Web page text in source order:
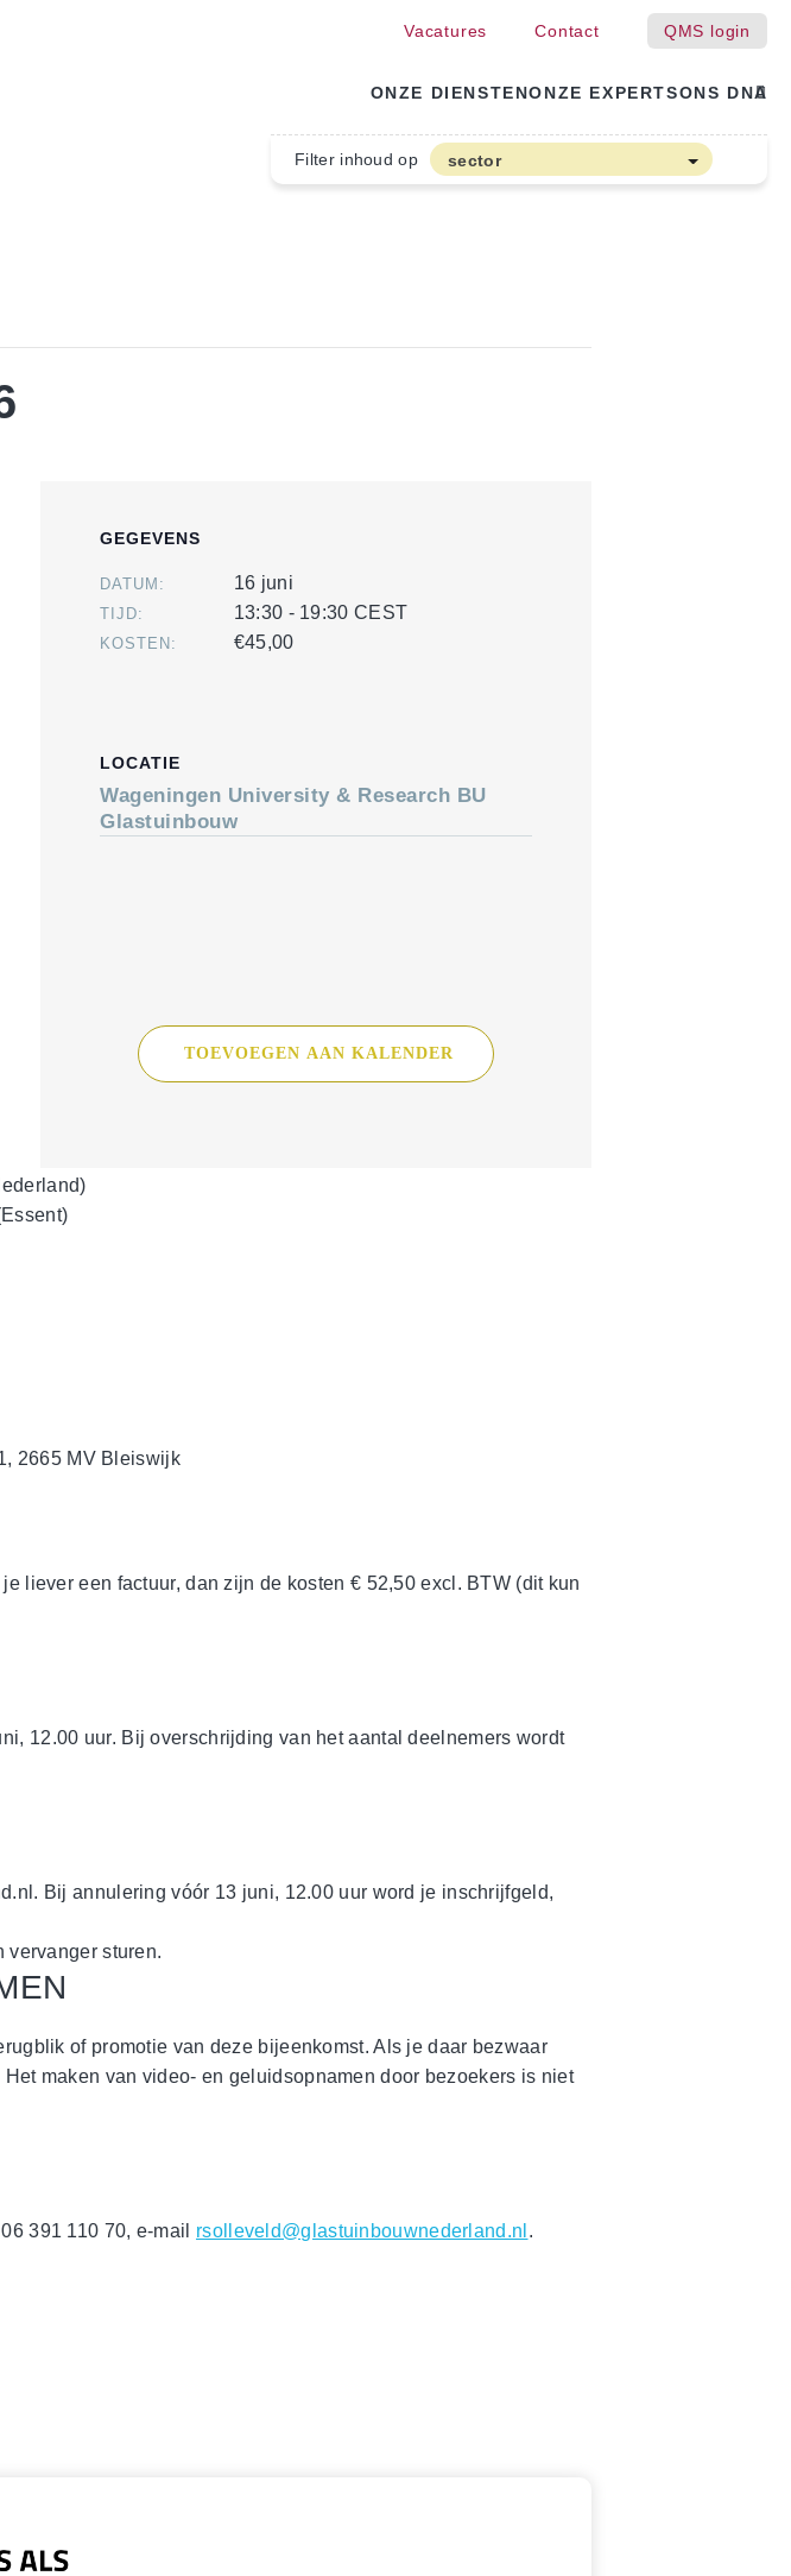
Vacatures Contact QMS login
ONZE DIENSTENONZE EXPERTSONS DNA
Filter inhoud op sector
GEGEVENS
DATUM: 16 juni
TIJD: 13:30 - 19:30 CEST
KOSTEN: €45,00
LOCATIE
Wageningen University & Research BU
Glastuinbouw
TOEVOEGEN AAN KALENDER
2665 MV Bleiswijk
liever een factuur, dan zijn de kosten € 52,50 excl. BTW (dit kun
12.00 uur. Bij overschrijding van het aantal deelnemers wordt
Bij annulering vóór 13 juni, 12.00 uur word je inschrijfgeld,
vervanger sturen.
of promotie van deze bijeenkomst. Als je daar bezwaar
maken van video- en geluidsopnamen door bezoekers is niet
391 110 70, e-mail rsolleveld@glastuinbouwnederland.nl .